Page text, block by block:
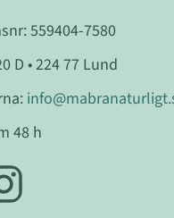
559404-7580
D • 224 77 Lund
48 h